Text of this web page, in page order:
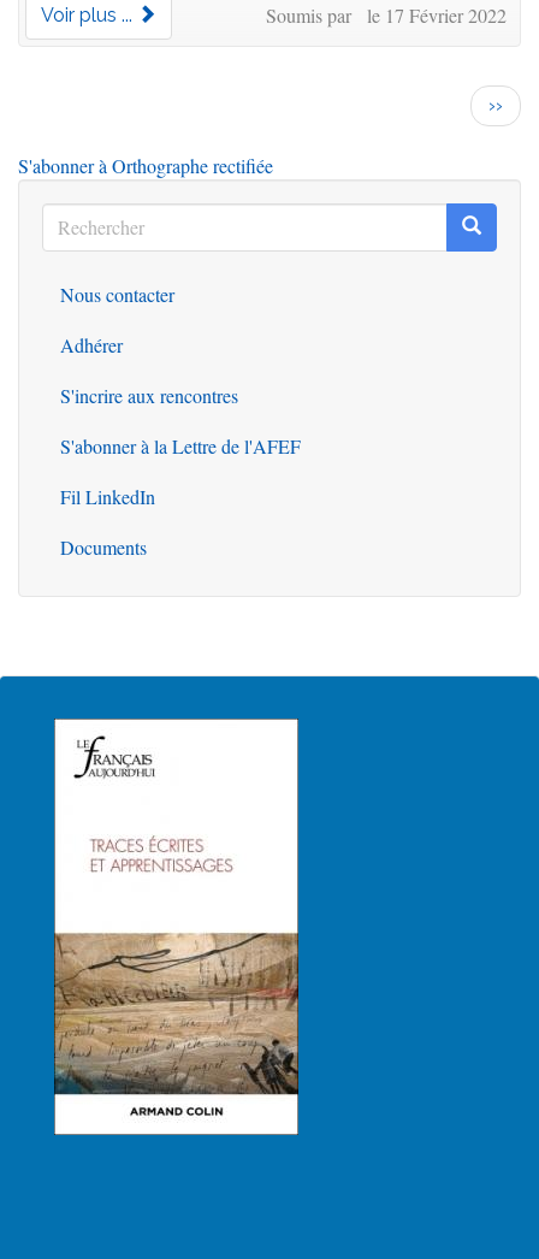
Voir plus ... Soumis par le 17 Février 2022
Page
››
S'abonner à Orthographe rectifiée
Rechercher
Rechercher
Outils
Nous contacter
Adhérer
S'incrire aux rencontres
S'abonner à la Lettre de l'AFEF
Fil LinkedIn
Documents